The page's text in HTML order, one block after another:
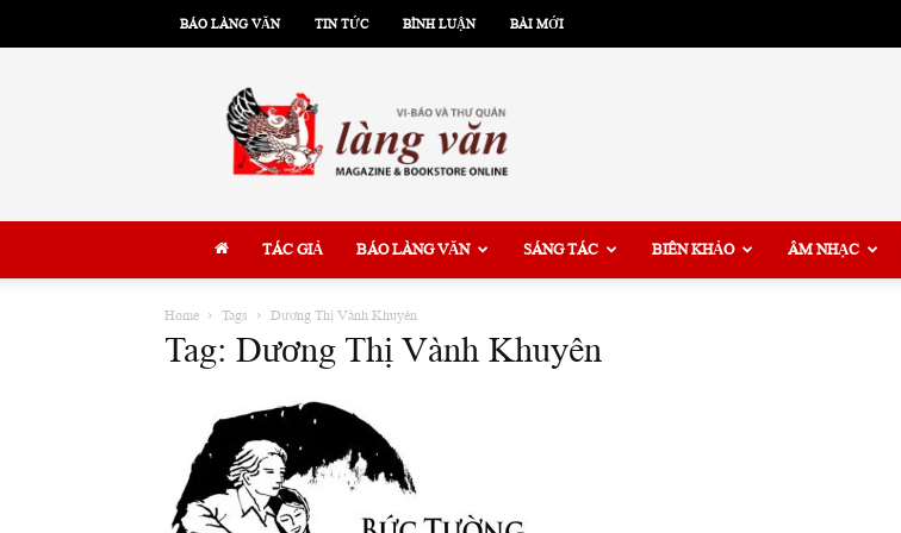
BÁO LÀNG VĂN TIN TỨC BÌNH LUẬN BÀI MỚI
Văn
TÁC GIẢ BÁO LÀNG VĂN SÁNG TÁC BIÊN KHẢO ÂM NHẠC
Home Tags Dương Thị Vành Khuyên
Tag: Dương Thị Vành Khuyên